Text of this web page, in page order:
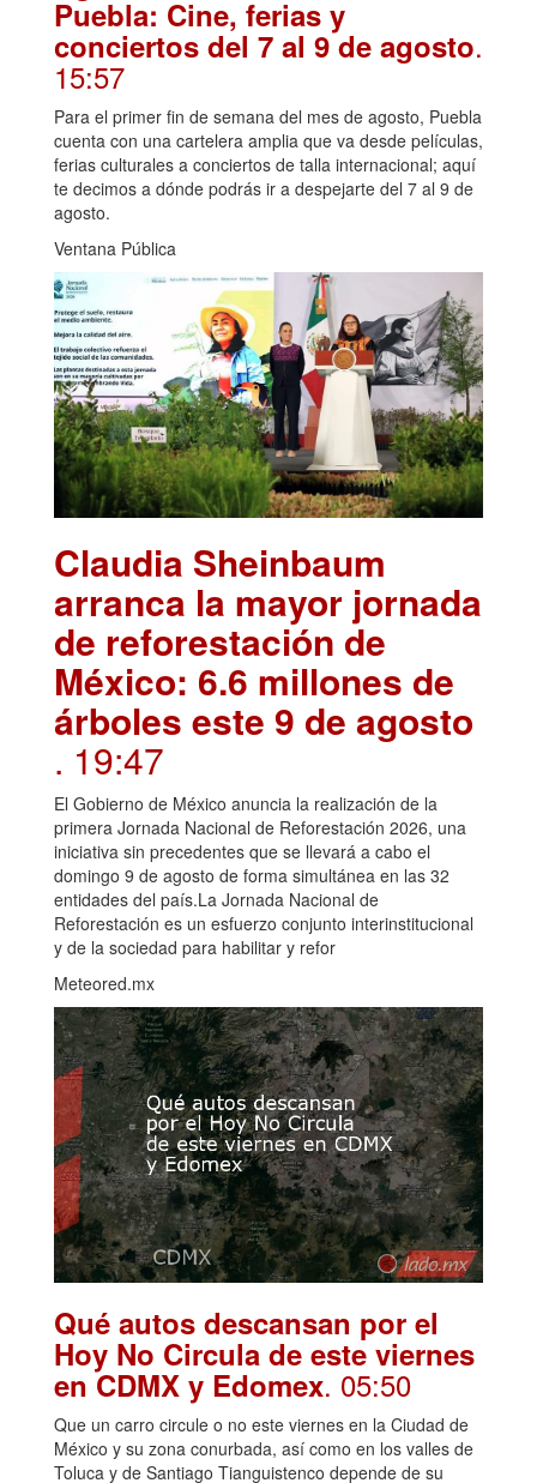
Puebla: Cine, ferias y
conciertos del 7 al 9 de agosto.
15:57
Para el primer fin de semana del mes de agosto, Puebla
cuenta con una cartelera amplia que va desde películas,
ferias culturales a conciertos de talla internacional; aquí
te decimos a dónde podrás ir a despejarte del 7 al 9 de
agosto.
Ventana Pública
Claudia Sheinbaum
arranca la mayor jornada
de reforestación de
México: 6.6 millones de
árboles este 9 de agosto
. 19:47
El Gobierno de México anuncia la realización de la
primera Jornada Nacional de Reforestación 2026, una
iniciativa sin precedentes que se llevará a cabo el
domingo 9 de agosto de forma simultánea en las 32
entidades del país.La Jornada Nacional de
Reforestación es un esfuerzo conjunto interinstitucional
y de la sociedad para habilitar y refor
Meteored.mx
Qué autos descansan por el
Hoy No Circula de este viernes
en CDMX y Edomex. 05:50
Que un carro circule o no este viernes en la Ciudad de
México y su zona conurbada, así como en los valles de
Toluca y de Santiago Tianguistenco depende de su